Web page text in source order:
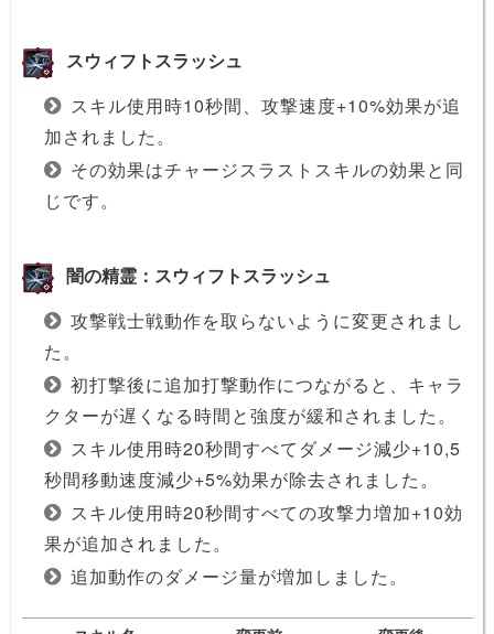
スウィフトスラッシュ
スキル使用時10秒間、攻撃速度+10%効果が追
加されました。
その効果はチャージスラストスキルの効果と同
じです。
闇の精霊：スウィフトスラッシュ
攻撃戦士戦動作を取らないように変更されまし
た。
初打撃後に追加打撃動作につながると、キャラ
クターが遅くなる時間と強度が緩和されました。
スキル使用時20秒間すべてダメージ減少+10,5
秒間移動速度減少+5%効果が除去されました。
スキル使用時20秒間すべての攻撃力増加+10効
果が追加されました。
追加動作のダメージ量が増加しました。